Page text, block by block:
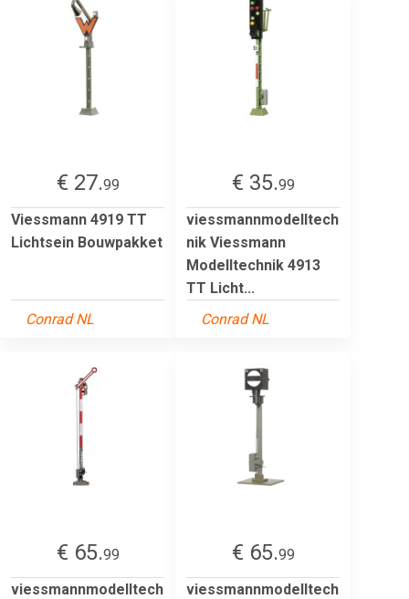
€ 27.99
Viessmann 4919 TT
Lichtsein Bouwpakket
Conrad NL
€ 35.99
viessmannmodelltech
nik Viessmann
Modelltechnik 4913
TT Licht...
Conrad NL
€ 65.99
viessmannmodelltech
€ 65.99
viessmannmodelltech